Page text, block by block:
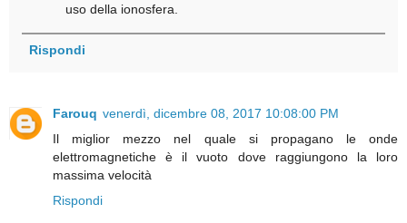
uso della ionosfera.
Rispondi
Farouq venerdì, dicembre 08, 2017 10:08:00 PM
Il miglior mezzo nel quale si propagano le onde
elettromagnetiche è il vuoto dove raggiungono la loro
massima velocità
Rispondi